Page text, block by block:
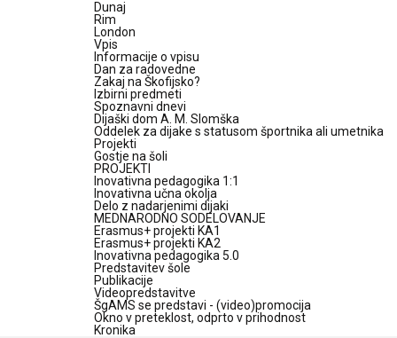
Dunaj
Rim
London
Vpis
Informacije o vpisu
Dan za radovedne
Zakaj na Škofijsko?
Izbirni predmeti
Spoznavni dnevi
Dijaški dom A. M. Slomška
Oddelek za dijake s statusom športnika ali umetnika
Projekti
Gostje na šoli
PROJEKTI
Inovativna pedagogika 1:1
Inovativna učna okolja
Delo z nadarjenimi dijaki
MEDNARODNO SODELOVANJE
Erasmus+ projekti KA1
Erasmus+ projekti KA2
Inovativna pedagogika 5.0
Predstavitev šole
Publikacije
Videopredstavitve
ŠgAMS se predstavi - (video)promocija
Okno v preteklost, odprto v prihodnost
Kronika